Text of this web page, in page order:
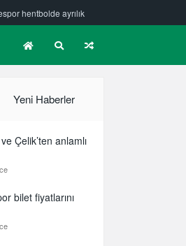
Güzelsöz’den mesaj var!
Yeni Haberler
Çelik’ten anlamlı
bilet fiyatlarını